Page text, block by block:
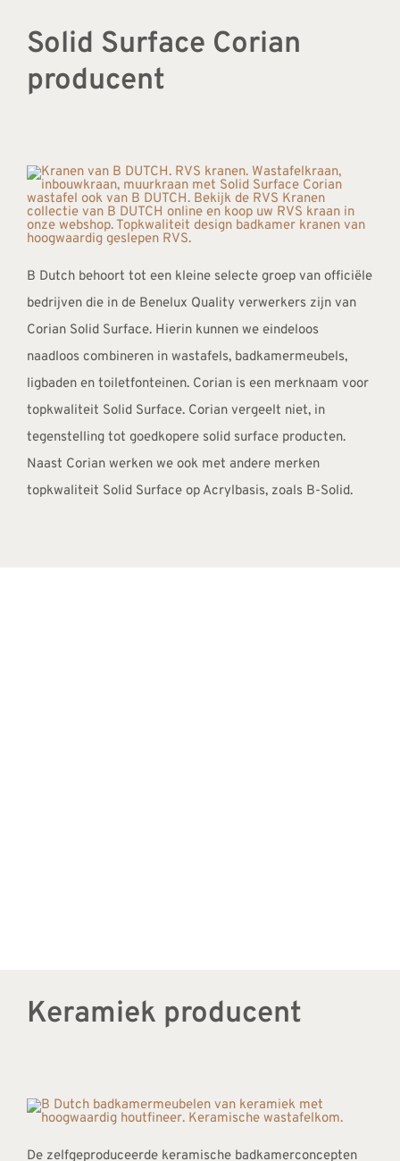
Solid Surface Corian
producent
B Dutch behoort tot een kleine selecte groep van officiële
bedrijven die in de Benelux Quality verwerkers zijn van
Corian Solid Surface. Hierin kunnen we eindeloos
naadloos combineren in wastafels, badkamermeubels,
ligbaden en toiletfonteinen. Corian is een merknaam voor
topkwaliteit Solid Surface. Corian vergeelt niet, in
tegenstelling tot goedkopere solid surface producten.
Naast Corian werken we ook met andere merken
topkwaliteit Solid Surface op Acrylbasis, zoals B-Solid.
Keramiek producent
De zelfgeproduceerde keramische badkamerconcepten